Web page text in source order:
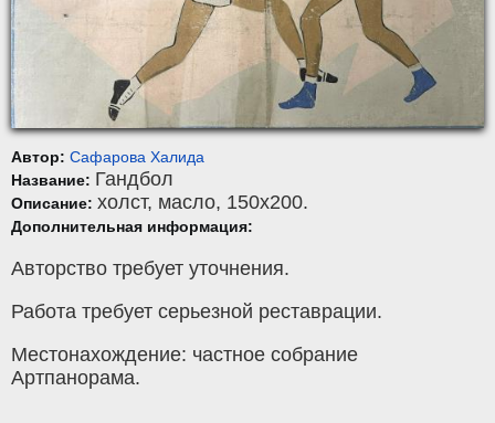
Автор: Сафарова Халида
Название: Гандбол
Описание: холст, масло, 150x200.
Дополнительная информация:
Авторство требует уточнения.
Работа требует серьезной реставрации.
Местонахождение: частное собрание
Артпанорама.